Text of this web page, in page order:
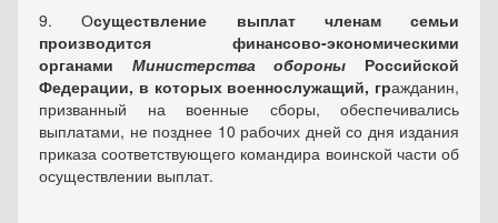
9. Осуществление выплат членам семьи
производится финансово-экономическими
органами Министерства обороны Российской
Федерации, в которых военнослужащий, гражданин,
призванный на военные сборы, обеспечивались
выплатами, не позднее 10 рабочих дней со дня издания
приказа соответствующего командира воинской части об
осуществлении выплат.